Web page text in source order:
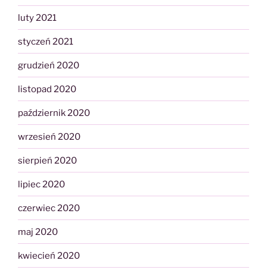
luty 2021
styczeń 2021
grudzień 2020
listopad 2020
październik 2020
wrzesień 2020
sierpień 2020
lipiec 2020
czerwiec 2020
maj 2020
kwiecień 2020